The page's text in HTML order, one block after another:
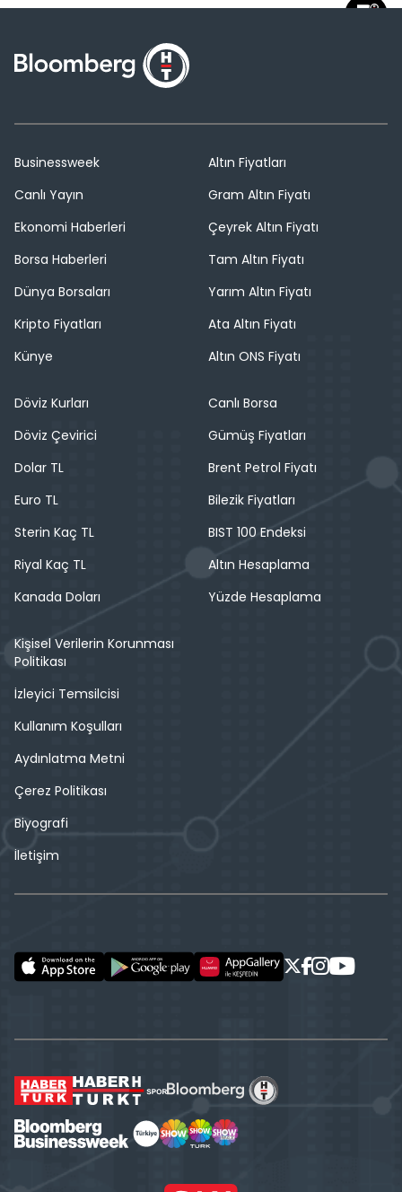
Businessweek
Canlı Yayın
Ekonomi Haberleri
Borsa Haberleri
Dünya Borsaları
Kripto Fiyatları
Künye
Altın Fiyatları
Gram Altın Fiyatı
Çeyrek Altın Fiyatı
Tam Altın Fiyatı
Yarım Altın Fiyatı
Ata Altın Fiyatı
Altın ONS Fiyatı
Döviz Kurları
Döviz Çevirici
Dolar TL
Euro TL
Sterin Kaç TL
Riyal Kaç TL
Kanada Doları
Canlı Borsa
Gümüş Fiyatları
Brent Petrol Fiyatı
Bilezik Fiyatları
BIST 100 Endeksi
Altın Hesaplama
Yüzde Hesaplama
Kişisel Verilerin Korunması
Politikası
İzleyici Temsilcisi
Kullanım Koşulları
Aydınlatma Metni
Çerez Politikası
Biyografi
İletişim